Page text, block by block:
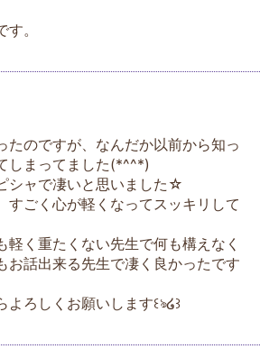
。
たのですが、なんだか以前から知っ
しまってました(*^^*)
シャで凄いと思いました☆
すごく心が軽くなってスッキリして
軽く重たくない先生で何も構えなく
お話出来る先生で凄く良かったです
ろしくお願いします꒰ঌ໒꒱